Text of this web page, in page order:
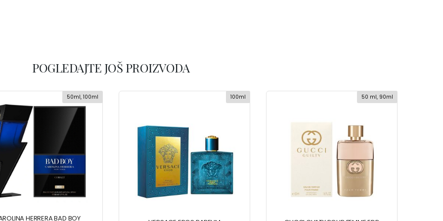
POGLEDAJTE JOŠ PROIZVODA
50ml, 100ml
HERRERA BAD BOY
100ml 50 ml, 90ml